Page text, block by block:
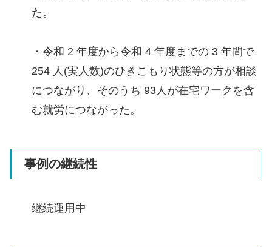
た。
・令和 2 年度から令和 4 年度までの 3 年間で
254 人(実人数)のひきこもり状態等の方が相談
につながり、そのうち 93人が在宅ワークを含
む就労につながった。
事例の継続性
継続運用中